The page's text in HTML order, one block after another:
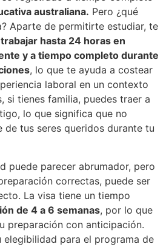
australiana. Pero ¿qué
Aparte de permitirte estudiar, te
trabajar hasta 24 horas en
y a tiempo completo durante
, lo que te ayuda a costear
laboral en un contexto
si tienes familia, puedes traer a
lo que significa que no
de tus seres queridos durante tu
puede parecer abrumador, pero
correctas, puede ser
La visa tiene un tiempo
de 4 a 6 semanas, por lo que
preparación con anticipación.
elegibilidad para el programa de